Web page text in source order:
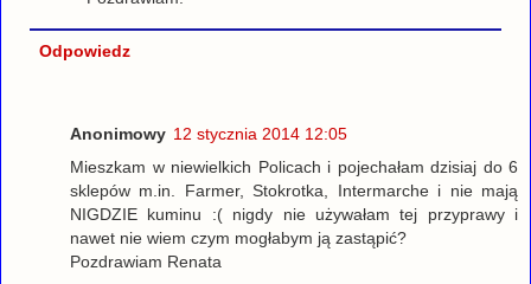
Odpowiedz
Anonimowy 12 stycznia 2014 12:05
Mieszkam w niewielkich Policach i pojechałam dzisiaj do 6
sklepów m.in. Farmer, Stokrotka, Intermarche i nie mają
NIGDZIE kuminu :( nigdy nie używałam tej przyprawy i
nawet nie wiem czym mogłabym ją zastąpić?
Pozdrawiam Renata